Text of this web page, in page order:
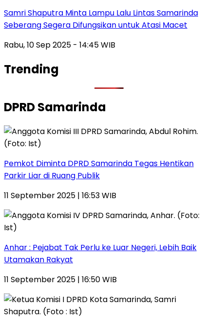
Samri Shaputra Minta Lampu Lalu Lintas Samarinda
Seberang Segera Difungsikan untuk Atasi Macet
Rabu, 10 Sep 2025 - 14:45 WIB
Trending
DPRD Samarinda
Pemkot Diminta DPRD Samarinda Tegas Hentikan
Parkir Liar di Ruang Publik
11 September 2025 | 16:53 WIB
Anhar : Pejabat Tak Perlu ke Luar Negeri, Lebih Baik
Utamakan Rakyat
11 September 2025 | 16:50 WIB